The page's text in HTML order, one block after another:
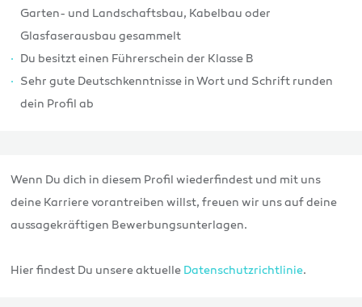
Garten- und Landschaftsbau, Kabelbau oder
Glasfaserausbau gesammelt
Du besitzt einen Führerschein der Klasse B
Sehr gute Deutschkenntnisse in Wort und Schrift runden
dein Profil ab
Wenn Du dich in diesem Profil wiederfindest und mit uns
deine Karriere vorantreiben willst, freuen wir uns auf deine
aussagekräftigen Bewerbungsunterlagen.
Hier findest Du unsere aktuelle Datenschutzrichtlinie.